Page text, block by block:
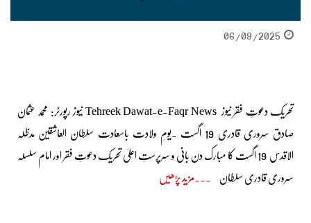
06/09/2025
تحریک دعوتِ فقر نیوز Tehreek Dawat-e-Faqr News نیوز رپورٹر: محمد عثمان
صادق سروری قادری 19 اگست ۔یومِ ولادت باسعادت سلطان العاشقین مدظلہ
الاقدس 19 اگست کا مبارک دن بانی و سرپرستِ اعلیٰ تحریک دعوتِ فقر اور امام سلسلہ
سروری قادری سلطان مزید پڑھیں